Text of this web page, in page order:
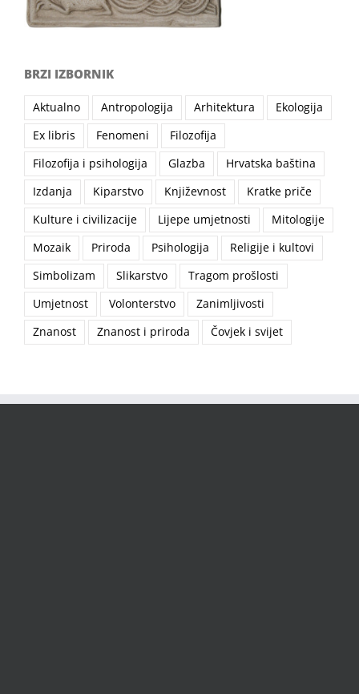
BRZI IZBORNIK
Aktualno Antropologija Arhitektura
Ekologija
Ex libris
Fenomeni
Filozofija
Filozofija i psihologija
Glazba
Hrvatska baština
Izdanja
Kiparstvo Književnost
Kratke priče
Kulture i civilizacije
Lijepe umjetnosti
Mitologije
Mozaik
Priroda Psihologija
Religije i kultovi
Simbolizam
Slikarstvo
Tragom prošlosti
Umjetnost
Volonterstvo
Zanimljivosti
Znanost
Znanost i priroda Čovjek i svijet